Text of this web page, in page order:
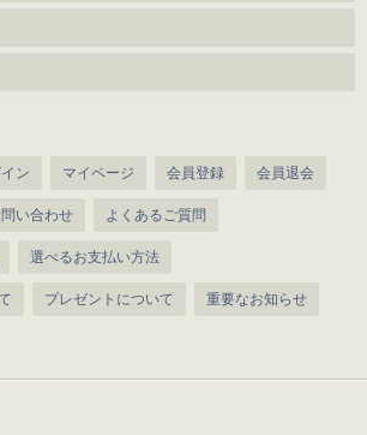
ン マイページ 会員登録 会員退会
い合わせ よくあるご質問
選べるお支払い方法
プレゼントについて 重要なお知らせ